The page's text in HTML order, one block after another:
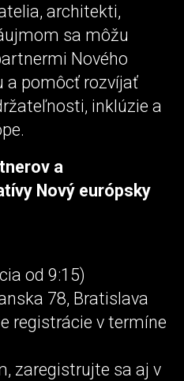
architekti,
sa môžu
Nového
a pomôcť rozvíjať
inklúzie a
a
Nový európsky
od 9:15)
78, Bratislava
registrácie v termíne
zaregistrujte sa aj v